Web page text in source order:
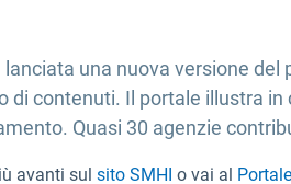
lanciata una nuova versione
di contenuti. Il portale illustra
Quasi 30 agenzie
avanti sul sito SMHI o vai al